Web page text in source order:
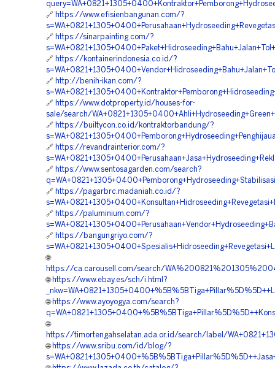
🔗 https://www.efisienbangunan.com/?
🔗 https://sinarpainting.com/?
🔗 https://kontainerindonesia.co.id/?
🔗 http://benih-ikan.com/?
🔗 https://www.dotproperty.id/houses-for-
sale/search/
🔗 https://builtycon.co.id/kontraktorbandung/?
🔗 https://revandrainterior.com/?
🔗 https://www.sentosagarden.com/search?
🔗 https://pagarbrc.madaniah.co.id/?
🔗 https://paluminium.com/?
🔗 https://bangungriyo.com/?
🌐
https://ca.carousell.com/search/
🌐 https://www.ebay.es/sch/i.html?
🌐 https://www.ayoyogya.com/search?
🌐
https://timortengahselatan.ada.or.id/search/label/
🌐 https://www.sribu.com/id/blog/?